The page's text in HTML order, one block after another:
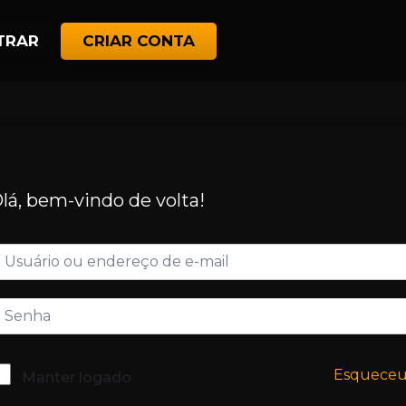
CRIAR CONTA
bem-vindo de volta!
Manter logado